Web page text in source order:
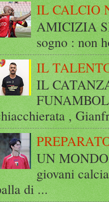
IL CALCIO
AMICIZIA
sogno : non
IL
IL
,
UN
giovani
di ...